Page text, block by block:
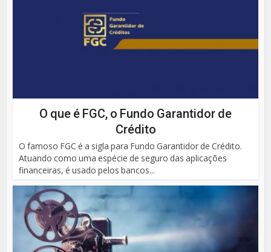
O que é FGC, o Fundo Garantidor de
Crédito
O famoso FGC é a sigla para Fundo Garantidor de Crédito.
Atuando como uma espécie de seguro das aplicações
financeiras, é usado pelos bancos...